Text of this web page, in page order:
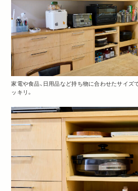
家電や食品、日用品など持ち物に合わせたサイズ
ッキリ。